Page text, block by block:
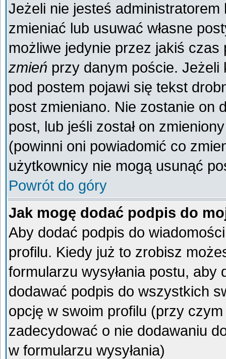
Jeżeli nie jesteś
zmieniać lub usuwać własne
możliwe jedynie przez jakiś
zmień przy danym poście. Jeżeli
pod postem pojawi się tekst
post zmieniano. Nie zostanie on
post, lub jeśli został on
(powinni oni powiadomić co
użytkownicy nie mogą usunąć
Powrót do góry
Jak mogę dodać podpis do
Aby dodać podpis do
profilu. Kiedy już to zrobisz
formularzu wysyłania postu,
dodawać podpis do wszystkich
opcję w swoim profilu (przy
zadecydować o nie dodawaniu
w formularzu wysyłania)